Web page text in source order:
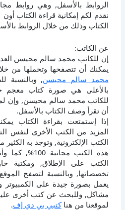
نقدم لكم إمكانية قراءة الكتاب
الكتاب وذلك من خلال الروابط
عن الكاتب:
إن للكاتب محمد سالم محيسن
يمكنك أن تتصفحها وتحملها من
محمد سالم محيسن, وبالنسبة
بالأعلى هي صورة كتاب معجم
للكاتب محمد سالم محيسن, وإن
أن تقرأ وصف الكتاب بالأسفل.
إذا إستمتعت بقراءة الكتاب
المزيد من الكتب الأخرى لنفس
الكتب الإلكترونية, وتوجد به
هذه الكتب
الكتب على الإطلاق, ومكتبة
يعمل بصورة جيدة على الكمبيوتر
مشاكل, وللبحث عن كتب أخرى
لموقعنا من هناكتبي بي دي إف.